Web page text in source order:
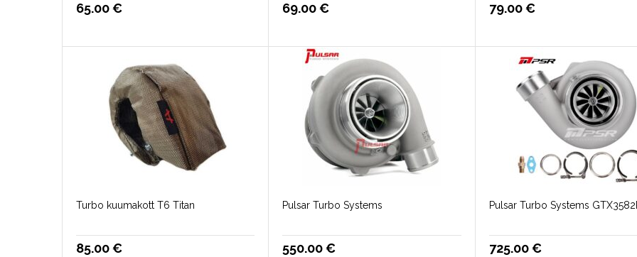
65.00€ 69.00€ 79.00€
Turbo kuumakott T6 Titan
85.00€
Pulsar Turbo Systems
550.00€
Pulsar Turbo Systems
725.00€